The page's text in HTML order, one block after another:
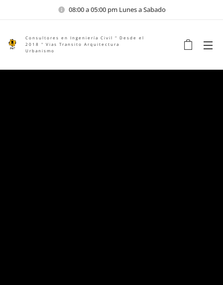
08:00 a 05:00 pm Lunes a Sabado
Consultores en Ingeniería Civil " Desde el
2018 " Vias Transito Arquitectura
Urbanismo